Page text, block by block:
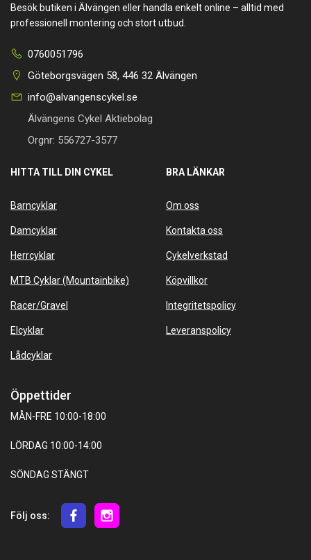
Besök butiken i Älvängen eller handla enkelt online – alltid med
professionell montering och stort utbud.
0760051796
Göteborgsvägen 58, 446 32 Älvängen
info@alvangenscykel.se
Älvängens Cykel Aktiebolag
Orgnr: 556727-3577
HITTA TILL DIN CYKEL
Barncyklar
Damcyklar
Herrcyklar
MTB Cyklar (Mountainbike)
Racer/Gravel
Elcyklar
Lådcyklar
BRA LÄNKAR
Om oss
Kontakta oss
Cykelverkstad
Köpvillkor
Integritetspolicy
Leveranspolicy
Öppettider
MÅN-FRE 10:00-18:00
LÖRDAG 10:00-14:00
SÖNDAG STÄNGT
Följ oss: